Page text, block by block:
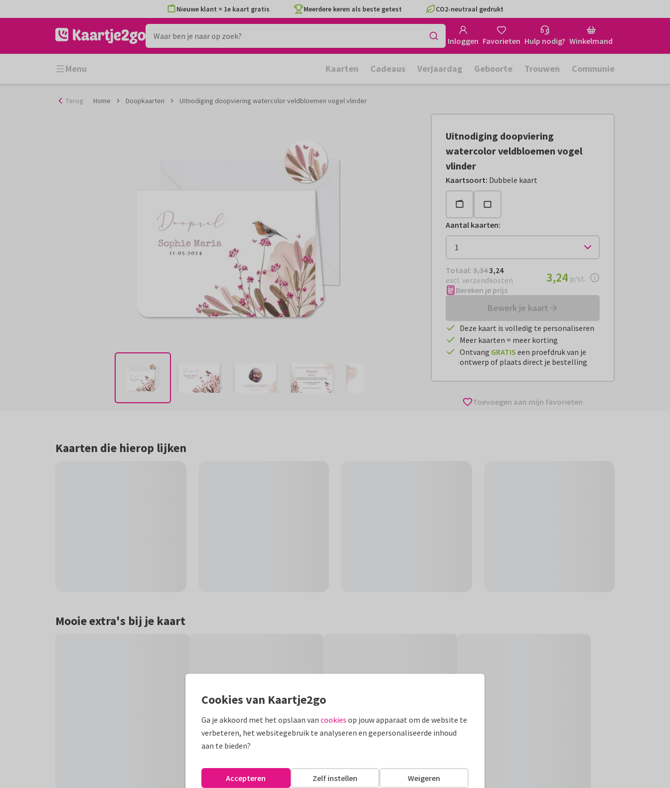
naar
Nieuwe klant = 1e kaart gratis Meerdere keren als beste getest CO2-neutraal gedrukt
Inloggen Favorieten Hulp nodig? Winkelmand
Menu Kaarten Cadeaus Verjaardag Geboorte Trouwen Communie
Terug Home Doopkaarten Uitnodiging doopviering watercolor veldbloemen vogel vlinder
Uitnodiging doopviering
watercolor veldbloemen vogel
vlinder
Kaartsoort: Dubbele kaart
Aantal kaarten:
Totaal: € 3,24
Totaal: 3,343,24
excl. verzendkosten
€ 3,24per stuk
3,24 p/st.
Bereken je prijs
Bewerk je kaart
Deze kaart is volledig te personaliseren
Meer kaarten = meer korting
Ontvang GRATIS een proefdruk van je
ontwerp of plaats direct je bestelling
Toevoegen aan mijn favorieten
Kaarten die hierop lijken
Mooie extra's bij je kaart
Cookies van Kaartje2go
Ga je akkoord met het opslaan van cookies op jouw apparaat om de website te
verbeteren, het websitegebruik te analyseren en gepersonaliseerde inhoud
aan te bieden?
Weigeren
Zelf instellen
Accepteren